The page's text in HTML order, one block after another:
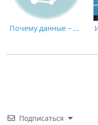
Почему данные – это НЕ новая нефть: пик экономики, основанной на применении искусственного интеллекта
Подписаться